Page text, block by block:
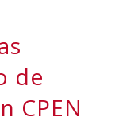
de
CPEN